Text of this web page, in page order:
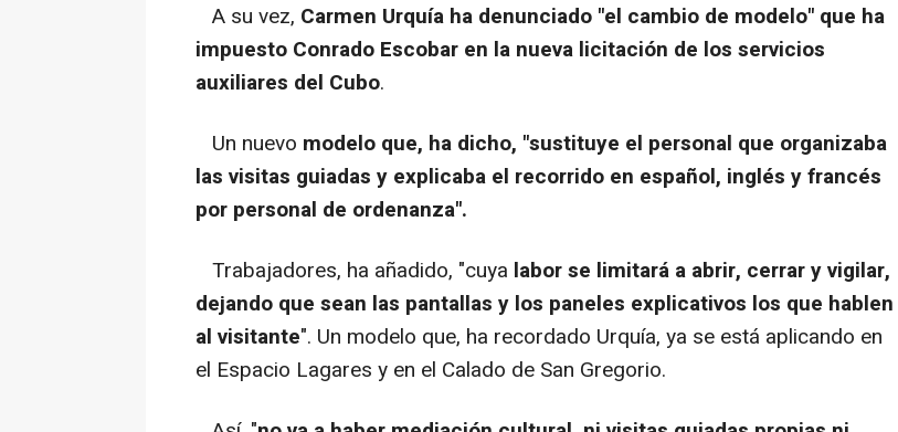
A su vez, Carmen Urquía ha denunciado "el cambio de modelo" que ha
impuesto Conrado Escobar en la nueva licitación de los servicios
auxiliares del Cubo.
Un nuevo modelo que, ha dicho, "sustituye el personal que organizaba
las visitas guiadas y explicaba el recorrido en español, inglés y francés
por personal de ordenanza".
Trabajadores, ha añadido, "cuya labor se limitará a abrir, cerrar y vigilar,
dejando que sean las pantallas y los paneles explicativos los que hablen
al visitante". Un modelo que, ha recordado Urquía, ya se está aplicando en
el Espacio Lagares y en el Calado de San Gregorio.